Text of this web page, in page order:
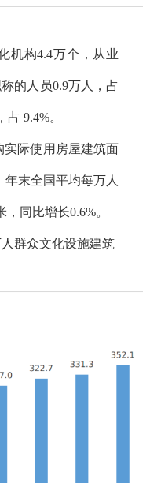
机构4.4万个，从业
的人员0.9万人，占
占 9.4%。
实际使用房屋建筑面
年末全国平均每万人
，同比增长0.6%。
群众文化设施建筑